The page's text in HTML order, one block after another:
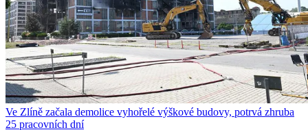
Ve Zlíně začala demolice vyhořelé výškové budovy, potrvá zhruba
25 pracovních dní